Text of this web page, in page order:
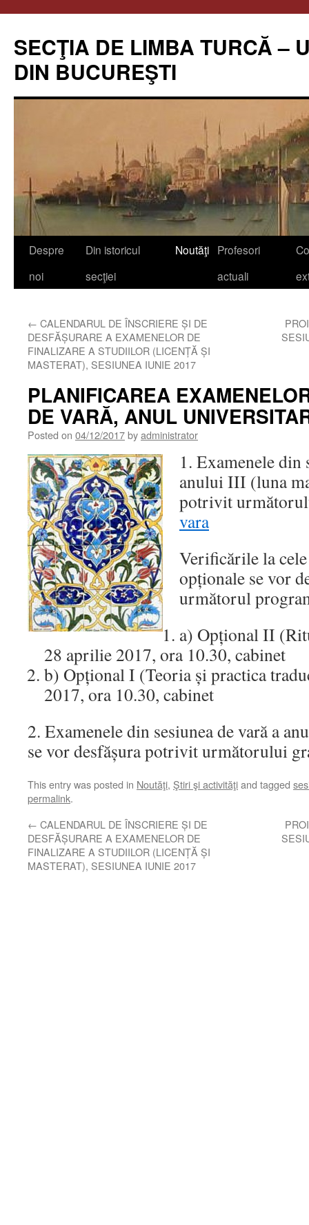
content
SECŢIA DE LIMBA TURCĂ –
DIN BUCUREŞTI
Despre
noi
Din istoricul
secţiei
Noutăţi Profesori
actuali
← CALENDARUL DE ÎNSCRIERE ȘI DE
DESFĂȘURARE A EXAMENELOR DE
FINALIZARE A STUDIILOR (LICENȚĂ ȘI
MASTERAT), SESIUNEA IUNIE 2017
PLANIFICAREA
DE VARĂ, ANUL
Posted on 04/12/2017byadministrator
1. Examenele din
anului III (luna
potrivit
vara
Verificările la
opționale se vor
următorul
a) Opțional II
28 aprilie 2017, ora 10.30, cabinet
b) Opțional I (Teoria și practica
2017, ora 10.30, cabinet
2. Examenele din sesiunea de vară a
se vor desfășura potrivit următorului
This entry was posted in Noutăţi, Ştiri şi activităţiand tagged
permalink.
← CALENDARUL DE ÎNSCRIERE ȘI DE
DESFĂȘURARE A EXAMENELOR DE
FINALIZARE A STUDIILOR (LICENȚĂ ȘI
MASTERAT), SESIUNEA IUNIE 2017